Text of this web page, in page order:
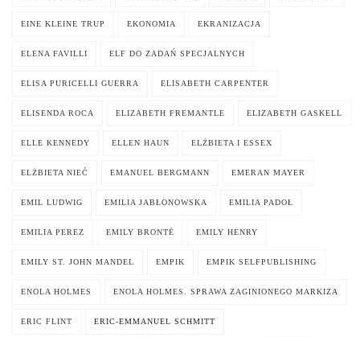
EINE KLEINE TRUP EKONOMIA EKRANIZACJA
ELENA FAVILLI ELF DO ZADAŃ SPECJALNYCH
ELISA PURICELLI GUERRA ELISABETH CARPENTER
ELISENDA ROCA ELIZABETH FREMANTLE ELIZABETH GASKELL
ELLE KENNEDY ELLEN HAUN ELŻBIETA I ESSEX
ELŻBIETA NIEĆ EMANUEL BERGMANN EMERAN MAYER
EMIL LUDWIG EMILIA JABŁONOWSKA EMILIA PADOŁ
EMILIA PEREZ EMILY BRONTË EMILY HENRY
EMILY ST. JOHN MANDEL EMPIK EMPIK SELFPUBLISHING
ENOLA HOLMES ENOLA HOLMES. SPRAWA ZAGINIONEGO MARKIZA
ERIC FLINT ERIC-EMMANUEL SCHMITT